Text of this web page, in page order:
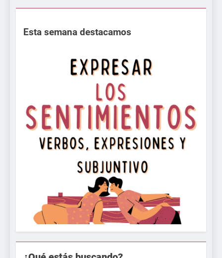
Esta semana destacamos